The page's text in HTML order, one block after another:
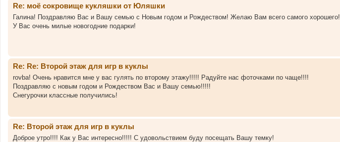
Re: моё сокровище кукляшки от Юляшки
Галина! Поздравляю Вас и Вашу семью с Новым годом и Рождеством! Желаю Вам всего самого хорошего!
У Вас очень милые новогодние подарки!
Re: Re: Второй этаж для игр в куклы
rovba! Очень нравится мне у вас гулять по второму этажу!!!!! Радуйте нас фоточками по чаще!!!!
Поздравляю с новым годом и Рождеством Вас и Вашу семью!!!!!
Снегурочки классные получились!
Re: Второй этаж для игр в куклы
Доброе утро!!!! Как у Вас интересно!!!!! С удовольствием буду посещать Вашу темку!